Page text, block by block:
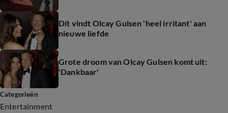
Dít vindt Olcay Gulsen 'heel irritant' aan
nieuwe liefde
Grote droom van Olcay Gulsen komt uit:
'Dankbaar'
Categorieën
Entertainment